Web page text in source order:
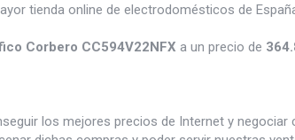
tienda online de electrodomésticos de
Corbero CC594V22NFX a un precio de
los mejores precios de Internet y negociar